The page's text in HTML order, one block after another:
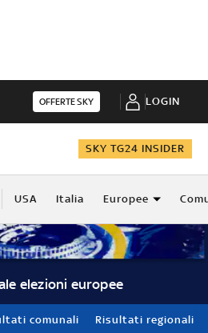
OFFERTE SKY LOGIN
SKY TG24 INSIDER
USA Italia Europee
elezioni europee
comunali Risultati regionali